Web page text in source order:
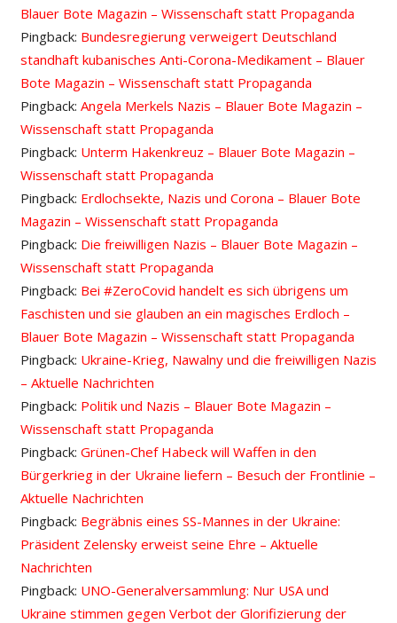
Blauer Bote Magazin – Wissenschaft statt Propaganda
Pingback: Bundesregierung verweigert Deutschland
standhaft kubanisches Anti-Corona-Medikament – Blauer
Bote Magazin – Wissenschaft statt Propaganda
Pingback: Angela Merkels Nazis – Blauer Bote Magazin –
Wissenschaft statt Propaganda
Pingback: Unterm Hakenkreuz – Blauer Bote Magazin –
Wissenschaft statt Propaganda
Pingback: Erdlochsekte, Nazis und Corona – Blauer Bote
Magazin – Wissenschaft statt Propaganda
Pingback: Die freiwilligen Nazis – Blauer Bote Magazin –
Wissenschaft statt Propaganda
Pingback: Bei #ZeroCovid handelt es sich übrigens um
Faschisten und sie glauben an ein magisches Erdloch –
Blauer Bote Magazin – Wissenschaft statt Propaganda
Pingback: Ukraine-Krieg, Nawalny und die freiwilligen Nazis
– Aktuelle Nachrichten
Pingback: Politik und Nazis – Blauer Bote Magazin –
Wissenschaft statt Propaganda
Pingback: Grünen-Chef Habeck will Waffen in den
Bürgerkrieg in der Ukraine liefern – Besuch der Frontlinie –
Aktuelle Nachrichten
Pingback: Begräbnis eines SS-Mannes in der Ukraine:
Präsident Zelensky erweist seine Ehre – Aktuelle
Nachrichten
Pingback: UNO-Generalversammlung: Nur USA und
Ukraine stimmen gegen Verbot der Glorifizierung der